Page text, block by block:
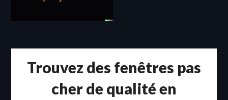
Trouvez des fenêtres pas
cher de qualité en